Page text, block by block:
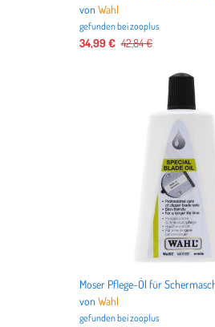
vonWahl
gefunden beizooplus
34,99 € 42,84 €
vonWahl
gefunden beizooplus